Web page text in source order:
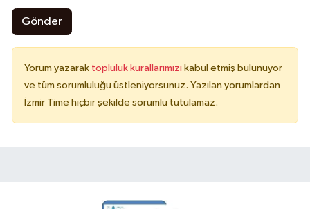
Gönder
Yorum yazarak topluluk kurallarımızı kabul etmiş bulunuyor
ve tüm sorumluluğu üstleniyorsunuz. Yazılan yorumlardan
İzmir Time hiçbir şekilde sorumlu tutulamaz.